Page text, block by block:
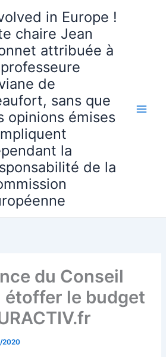
in Europe !
chaire Jean
attribuée à
de
sans que
opinions émises
la
de la
du Conseil
étoffer le budget
2020